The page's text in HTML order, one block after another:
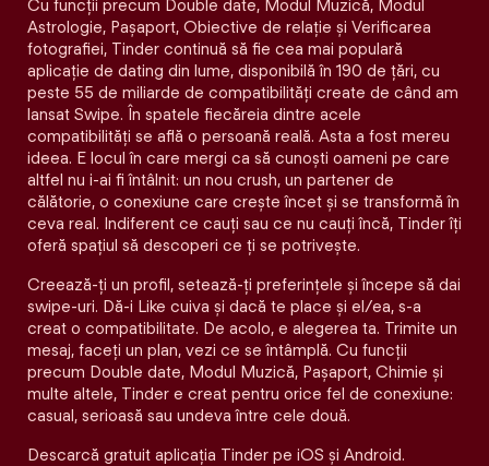
Cu funcții precum Double date, Modul Muzică, Modul
Astrologie, Pașaport, Obiective de relație și Verificarea
fotografiei, Tinder continuă să fie cea mai populară
aplicație de dating din lume, disponibilă în 190 de țări, cu
peste 55 de miliarde de compatibilități create de când am
lansat Swipe. În spatele fiecăreia dintre acele
compatibilităţi se află o persoană reală. Asta a fost mereu
ideea. E locul în care mergi ca să cunoști oameni pe care
altfel nu i-ai fi întâlnit: un nou crush, un partener de
călătorie, o conexiune care crește încet și se transformă în
ceva real. Indiferent ce cauți sau ce nu cauți încă, Tinder îți
oferă spațiul să descoperi ce ți se potrivește.
Creează-ți un profil, setează-ți preferințele și începe să dai
swipe-uri. Dă-i Like cuiva și dacă te place și el/ea, s-a
creat o compatibilitate. De acolo, e alegerea ta. Trimite un
mesaj, faceți un plan, vezi ce se întâmplă. Cu funcții
precum Double date, Modul Muzică, Pașaport, Chimie și
multe altele, Tinder e creat pentru orice fel de conexiune:
casual, serioasă sau undeva între cele două.
Descarcă gratuit aplicația Tinder pe iOS și Android.